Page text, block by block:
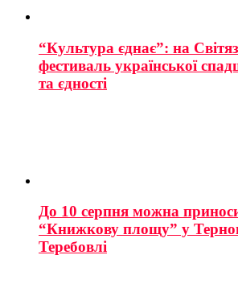
“Культура єднає”: на
фестиваль української
та єдності
До 10 серпня можна
“Книжкову площу” у
Теребовлі